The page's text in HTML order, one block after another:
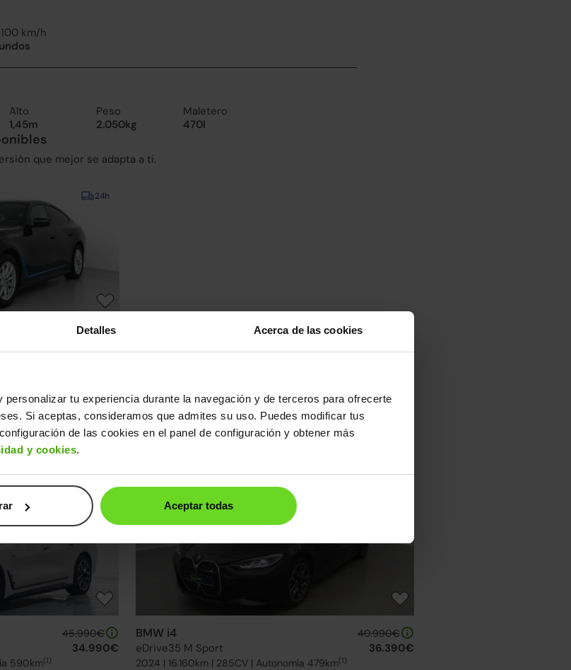
Detalles Acerca de las cookies
tu experiencia durante la navegación y de terceros para ofrecerte
Si aceptas, consideramos que admites su uso. Puedes modificar tus
de las cookies en el panel de configuración y obtener más
y cookies.
Aceptar todas
km/h
Alto
1,45m
Peso
2.050kg
Maletero
470l
que mejor se adapta a ti.
24h
42.990€
32.390€
BMW i4
que mejor se adapta a ti.
24h
590km(1)
45.990€
34.990€
BMW i4
eDrive35 M Sport
2024 | 16.160km | 285CV | Autonomía 479km(1)
40.990€
36.390€